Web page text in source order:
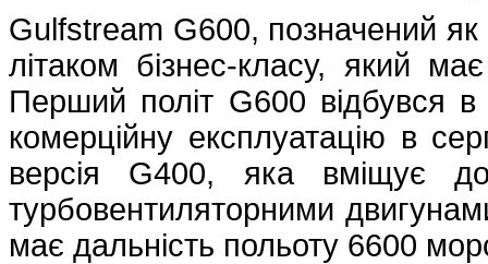
Gulfstream G600, позначений
літаком бізнес-класу, який
Перший політ G600 відбувся
комерційну експлуатацію в
версія G400, яка вміщує
турбовентиляторними
має дальність польоту 6600